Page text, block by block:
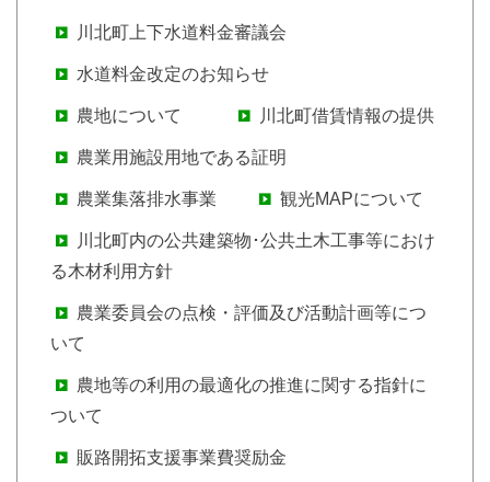
川北町上下水道料金審議会
水道料金改定のお知らせ
農地について 川北町借賃情報の提供
農業用施設用地である証明
農業集落排水事業 観光MAPについて
川北町内の公共建築物･公共土木工事等におけ
る木材利用方針
農業委員会の点検・評価及び活動計画等につ
いて
農地等の利用の最適化の推進に関する指針に
ついて
販路開拓支援事業費奨励金